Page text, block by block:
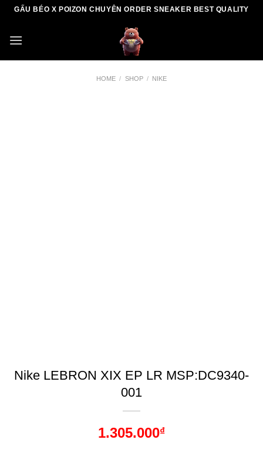
Skip
content
GẤU BÉO X POIZON CHUYÊN ORDER SNEAKER BEST QUALITY
HOME / SHOP / NIKE
Nike LEBRON XIX EP LR MSP:DC9340-
001
1.305.000₫